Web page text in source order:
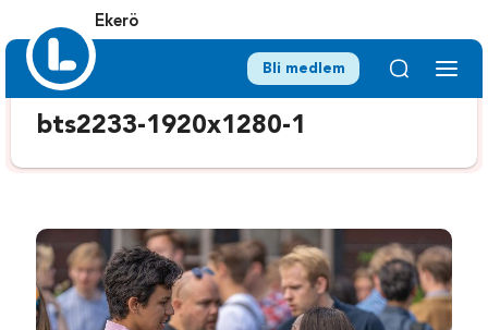
Ekerö
Bli medlem
bts2233-1920x1280-1